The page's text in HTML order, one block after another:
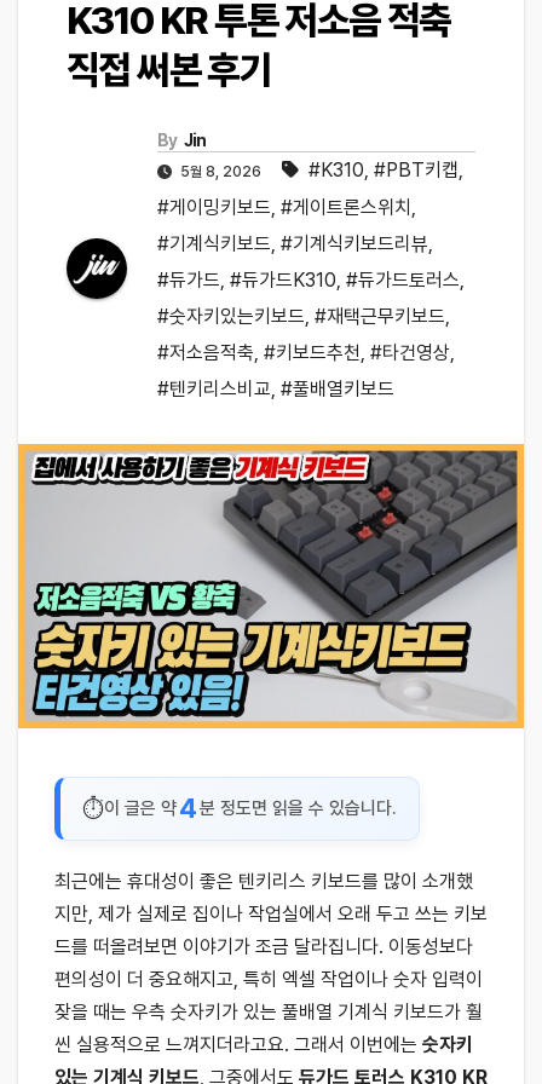
K310 KR 투톤 저소음 적축
직접 써본 후기
By Jin
5월 8, 2026 #K310, #PBT키캡,
#게이밍키보드, #게이트론스위치 ,
#기계식키보드, #기계식키보드리뷰,
#듀가드, #듀가드K310, #듀가드토러스,
#숫자키있는키보드, #재택근무키보드,
#저소음적축, #키보드추천, #타건영상,
#텐키리스비교, #풀배열키보드
이 글은 약4분 정도면 읽을 수 있습니다.
최근에는 휴대성이 좋은 텐키리스 키보드를 많이 소개했
지만, 제가 실제로 집이나 작업실에서 오래 두고 쓰는 키보
드를 떠올려보면 이야기가 조금 달라집니다. 이동성보다
편의성이 더 중요해지고, 특히 엑셀 작업이나 숫자 입력이
잦을 때는 우측 숫자키가 있는 풀배열 기계식 키보드가 훨
씬 실용적으로 느껴지더라고요. 그래서 이번에는 숫자키
있는 기계식 키보드, 그중에서도 듀가드 토러스 K310 KR